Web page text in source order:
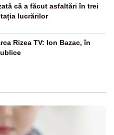
că a făcut asfaltări în trei
lucrărilor
Rizea TV: Ion Bazac, în